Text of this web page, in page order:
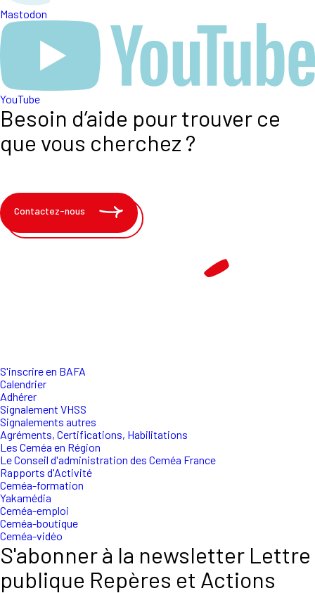
Mastodon
YouTube
Besoin d’aide pour trouver ce
que vous cherchez ?
Contactez-nous
S'inscrire en BAFA
Calendrier
Adhérer
Signalement VHSS
Signalements autres
Agréments, Certifications, Habilitations
Les Ceméa en Région
Le Conseil d'administration des Ceméa France
Rapports d'Activité
Ceméa-formation
Yakamédia
Ceméa-emploi
Ceméa-boutique
Ceméa-vidéo
S'abonner à la newsletter Lettre
publique Repères et Actions